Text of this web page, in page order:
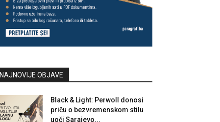
NAJNOVIJE OBJAVE
Black & Light: Perwoll donosi
priču o bezvremenskom stilu
uoči Sarajevo...